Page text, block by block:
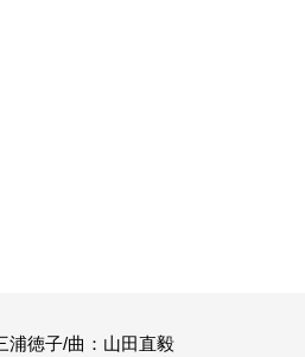
徳子/曲：山田直毅